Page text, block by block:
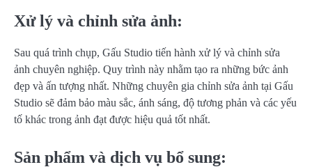
Xử lý và chỉnh sửa ảnh:
Sau quá trình chụp, Gấu Studio tiến hành xử lý và chỉnh sửa
ảnh chuyên nghiệp. Quy trình này nhằm tạo ra những bức ảnh
đẹp và ấn tượng nhất. Những chuyên gia chỉnh sửa ảnh tại Gấu
Studio sẽ đảm bảo màu sắc, ánh sáng, độ tương phản và các yếu
tố khác trong ảnh đạt được hiệu quả tốt nhất.
Sản phẩm và dịch vụ bổ sung: